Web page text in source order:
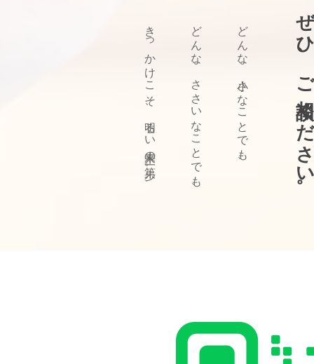
ぜひ、ご相
どんな、小さなことでも、
どんな、ささいなことでも、
きっかけこそ、明るい未来の第一歩。